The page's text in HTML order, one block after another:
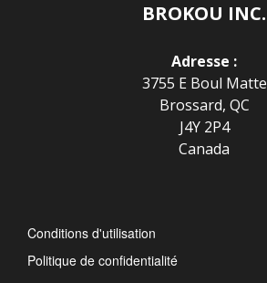
BROKOU INC.
Adresse :
3755 E Boul Matte
Brossard, QC
J4Y 2P4
Canada
Conditions d'utilisation
Politique de confidentialité